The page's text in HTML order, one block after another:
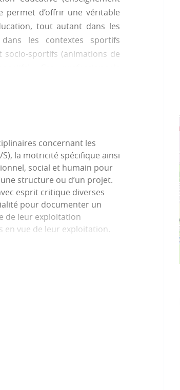
permet d’offrir une véritable
tout autant dans les
les contextes sportifs
sportifs (animations de
visant la pratique de ces
concernant les
la motricité spécifique ainsi
social et humain pour
structure ou d’un projet.
esprit critique diverses
pour documenter un
de leur exploitation
en vue de leur exploitation.
d’une situation relative à